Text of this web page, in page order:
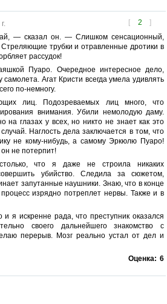
[ 2 ]
— сказал он. — Слишком сенсационный,
трубки и отравленные дротики в
рассудок!
Пуаро. Очередное интересное дело,
Агат Кристи всегда умела удивлять
по-немногу.
лиц. Подозреваемых лиц много, что
внимания. Убили немолодую даму.
на глазах у всех, но никто не знает как это
Наглость дела заключается в том, что
не кому-нибудь, а самому Эркюлю Пуаро!
не потерпит!
что я даже не строила никаких
убийство. Следила за сюжетом,
запутанные наушники. Знаю, что в конце
изрядно потреплет нервы. Также и в
и я искренне рада, что преступник оказался
своего дальнейшего знакомство с
перерыв. Мозг реально устал от дел и
Оценка: 6